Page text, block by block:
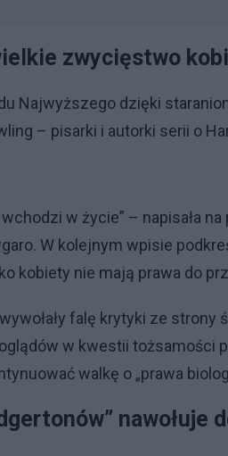
zwycięstwo
Najwyższego dzięki
– pisarki i autorki serii o
w życie” – napisała
W kolejnym wpisie
kobiety nie mają prawa do
falę krytyki ze strony
w kwestii tożsamości
walkę o „prawa
nawołuje